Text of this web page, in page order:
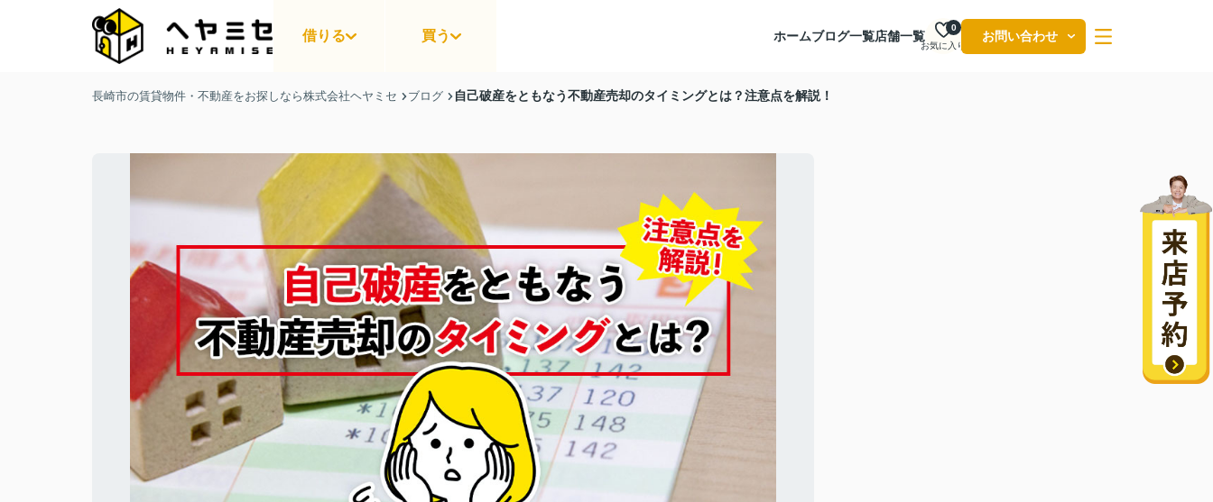
借りる 買う ホームブログ一覧店舗一覧
お気に入り
0
お問い合わせ
長崎市の賃貸物件・不動産をお探しなら株式会社ヘヤミセ ブログ 自己破産をともなう不動産売却のタイミングとは？注意点を解説！